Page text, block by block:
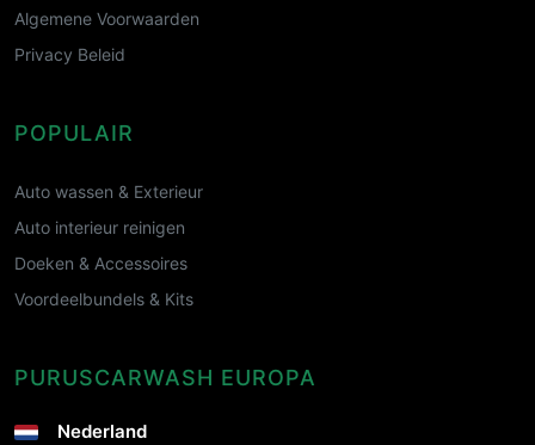
Algemene Voorwaarden
Privacy Beleid
POPULAIR
Auto wassen & Exterieur
Auto interieur reinigen
Doeken & Accessoires
Voordeelbundels & Kits
PURUSCARWASH EUROPA
Nederland